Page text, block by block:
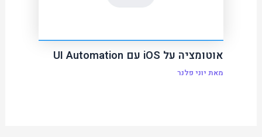
אוטומציה על iOS עם UI Automation
מאת יוני פלנר